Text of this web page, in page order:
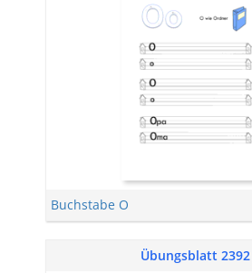
Buchstabe O
Übungsblatt 2392